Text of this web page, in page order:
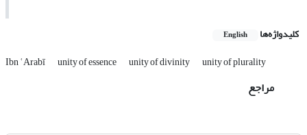
کلیدواژه‌ها English
Ibn ʿArabī unity of essence unity of divinity unity of plurality
مراجع